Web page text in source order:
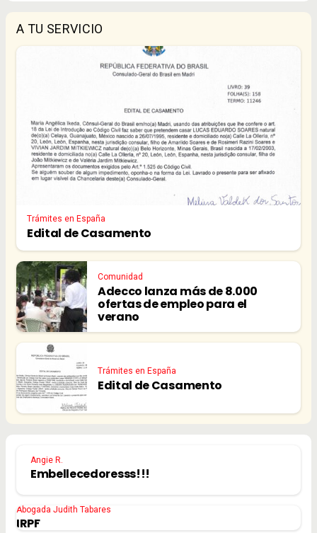
A TU SERVICIO
Trámites en España
Edital de Casamento
Comunidad
Adecco lanza más de 8.000
ofertas de empleo para el
verano
Trámites en España
Edital de Casamento
Angie R.
Embellecedoresss!!!
Abogada Judith Tabares
IRPF